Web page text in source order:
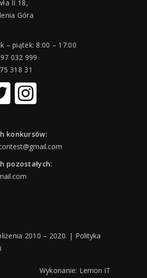
II 18,
Góra
– piątek: 8:00 – 17:00
032 999
318 31
konkursów:
pozostałych:
2010 – 2020. | Polityka
Wykonanie: Lemon IT